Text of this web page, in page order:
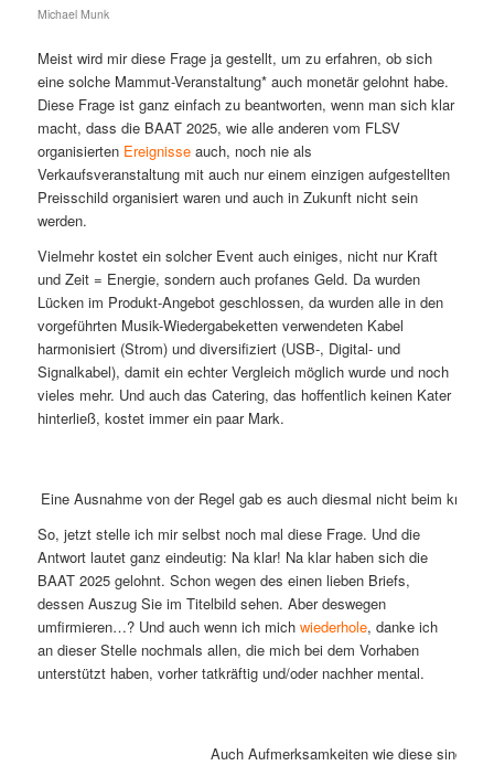
Michael Munk
Meist wird mir diese Frage ja gestellt, um zu erfahren, ob sich
eine solche Mammut-Veranstaltung* auch monetär gelohnt habe.
Diese Frage ist ganz einfach zu beantworten, wenn man sich klar
macht, dass die BAAT 2025, wie alle anderen vom FLSV
organisierten Ereignisseauch, noch nie als
Verkaufsveranstaltung mit auch nur einem einzigen aufgestellten
Preisschild organisiert waren und auch in Zukunft nicht sein
werden.
Vielmehr kostet ein solcher Event auch einiges, nicht nur Kraft
und Zeit = Energie, sondern auch profanes Geld. Da wurden
Lücken im Produkt-Angebot geschlossen, da wurden alle in den
vorgeführten Musik-Wiedergabeketten verwendeten Kabel
harmonisiert (Strom) und diversifiziert (USB-, Digital- und
Signalkabel), damit ein echter Vergleich möglich wurde und noch
vieles mehr. Und auch das Catering, das hoffentlich keinen Kater
hinterließ, kostet immer ein paar Mark.
Eine Ausnahme von der Regel gab es auch diesmal nicht beim
So, jetzt stelle ich mir selbst noch mal diese Frage. Und die
Antwort lautet ganz eindeutig: Na klar! Na klar haben sich die
BAAT 2025 gelohnt. Schon wegen des einen lieben Briefs,
dessen Auszug Sie im Titelbild sehen. Aber deswegen
umfirmieren…? Und auch wenn ich mich wiederhole, danke ich
an dieser Stelle nochmals allen, die mich bei dem Vorhaben
unterstützt haben, vorher tatkräftig und/oder nachher mental.
Auch Aufmerksamkeiten wie diese sind